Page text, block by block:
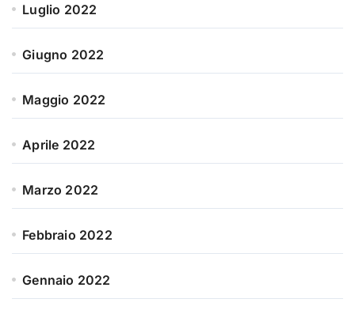
Luglio 2022
Giugno 2022
Maggio 2022
Aprile 2022
Marzo 2022
Febbraio 2022
Gennaio 2022